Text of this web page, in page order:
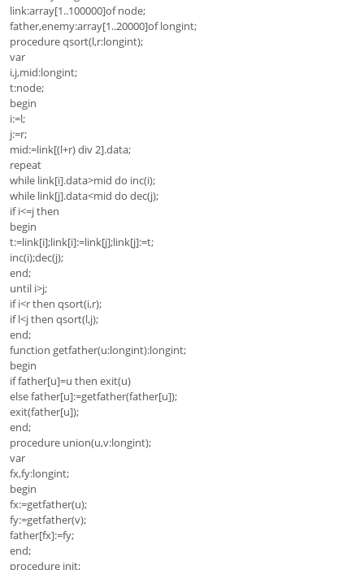
link:array[1..100000]of node;
father,enemy:array[1..20000]of longint;
procedure qsort(l,r:longint);
var
i,j,mid:longint;
t:node;
begin
i:=l;
j:=r;
mid:=link[(l+r) div 2].data;
repeat
while link[i].data>mid do inc(i);
while link[j].data<mid do dec(j);
if i<=j then
begin
t:=link[i];link[i]:=link[j];link[j]:=t;
inc(i);dec(j);
end;
until i>j;
if i<r then qsort(i,r);
if l<j then qsort(l,j);
end;
function getfather(u:longint):longint;
begin
if father[u]=u then exit(u)
else father[u]:=getfather(father[u]);
exit(father[u]);
end;
procedure union(u,v:longint);
var
fx,fy:longint;
begin
fx:=getfather(u);
fy:=getfather(v);
father[fx]:=fy;
end;
procedure init;